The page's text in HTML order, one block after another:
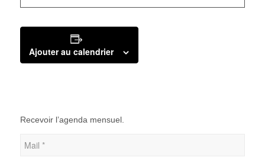
Ajouter au calendrier
Recevoir l’agenda mensuel.